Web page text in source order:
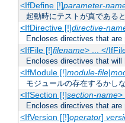
<IfDefine [!]parameter-
起動時にテストが真である
<IfDirective [!]directive-
Encloses directives that
<IfFile [!]filename> ... </
Encloses directives that
<IfModule [!]module-file|
モジュールの存在するかし
<IfSection [!]section-name>
Encloses directives that
<IfVersion [[!]operator]